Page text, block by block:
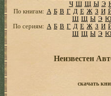
Ч Ш Щ Ы Э
По книгам: А Б В Г Д Е Ж З И
Ш Щ Ы Э Ю
По сериям: А Б В Г Д Е Ж З И
Ш Щ Ы Э Ю
Неизвестен
скачать